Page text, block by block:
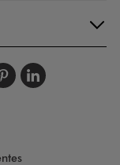
sursur
nousnous
Suivez-